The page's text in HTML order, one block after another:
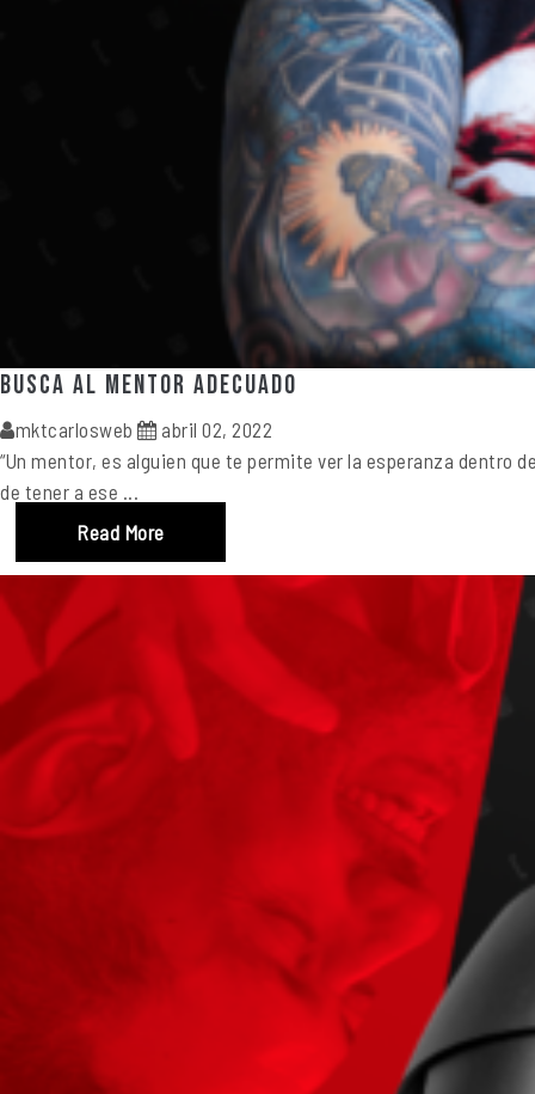
Busca al mentor adecuado
mktcarlosweb
abril 02, 2022
“Un mentor, es alguien que te permite ver la esperanza
de tener a ese ...
Read More